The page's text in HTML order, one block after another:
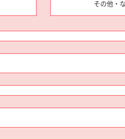
その他・